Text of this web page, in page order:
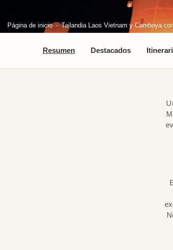
Página de inicio Tailandia Laos Vietnam y Camboya
Resumen Destacados